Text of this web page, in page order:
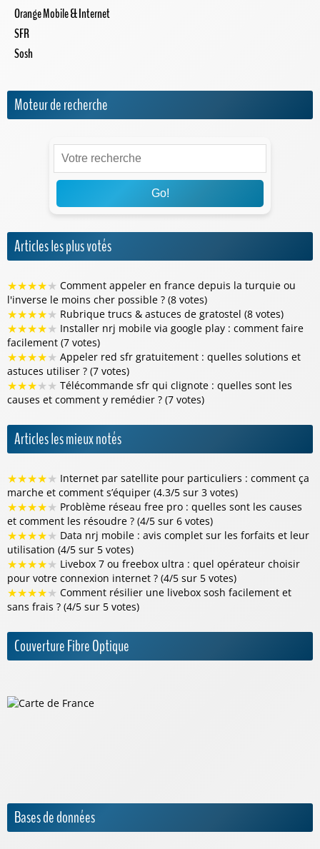
Orange Mobile & Internet
SFR
Sosh
Moteur de recherche
Go!
Articles les plus votés
★★★★★ Comment appeler en france depuis la turquie ou
l'inverse le moins cher possible ? (8 votes)
★★★★★ Rubrique trucs & astuces de gratostel (8 votes)
★★★★★ Installer nrj mobile via google play : comment faire
facilement (7 votes)
★★★★★ Appeler red sfr gratuitement : quelles solutions et
astuces utiliser ? (7 votes)
★★★★★ Télécommande sfr qui clignote : quelles sont les
causes et comment y remédier ? (7 votes)
Articles les mieux notés
★★★★★ Internet par satellite pour particuliers : comment ça
marche et comment s’équiper (4.3/5 sur 3 votes)
★★★★★ Problème réseau free pro : quelles sont les causes
et comment les résoudre ? (4/5 sur 6 votes)
★★★★★ Data nrj mobile : avis complet sur les forfaits et leur
utilisation (4/5 sur 5 votes)
★★★★★ Livebox 7 ou freebox ultra : quel opérateur choisir
pour votre connexion internet ? (4/5 sur 5 votes)
★★★★★ Comment résilier une livebox sosh facilement et
sans frais ? (4/5 sur 5 votes)
Couverture Fibre Optique
Bases de données